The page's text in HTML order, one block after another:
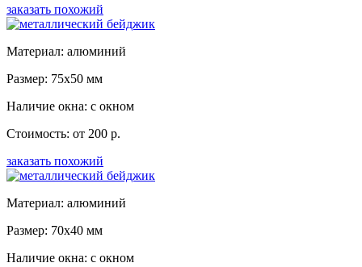
заказать похожий
Материал: алюминий
Размер: 75x50 мм
Наличие окна: с окном
Стоимость: от 200 р.
заказать похожий
Материал: алюминий
Размер: 70x40 мм
Наличие окна: с окном